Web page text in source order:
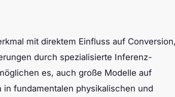
mit direktem Einfluss auf
durch spezialisierte Inferenz-
es, auch große Modelle auf
fundamentalen physikalischen und